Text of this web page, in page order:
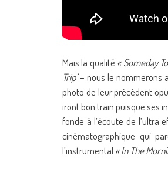
Mais la qualité « Someday
Trip’– nous le nommerons
photo de leur précédent
iront bon train puisque ses
fonde à l’écoute de l’ultra
cinématographique qui
l’instrumental « In The